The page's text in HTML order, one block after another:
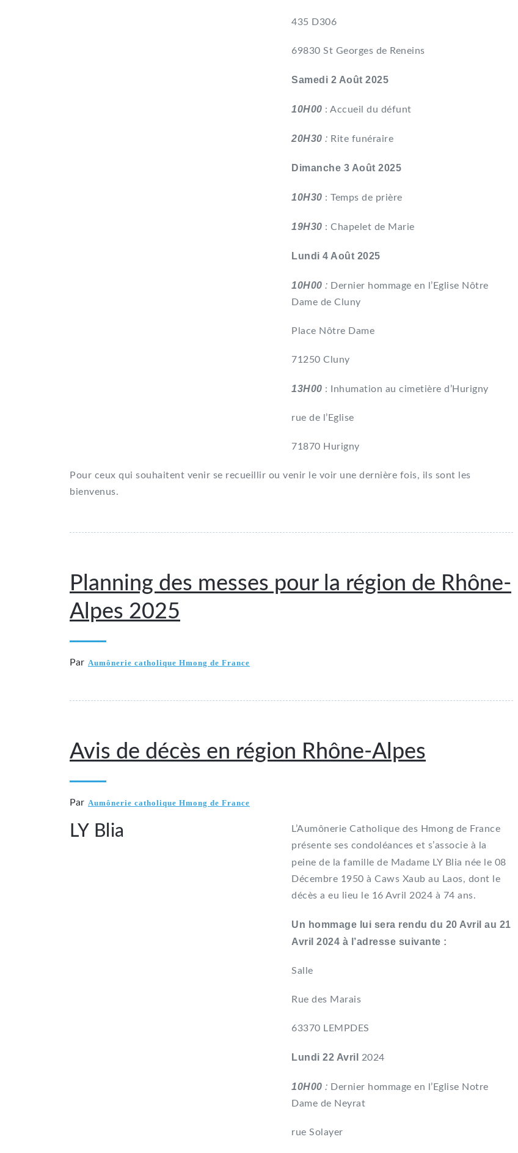
435 D306
69830 St Georges de Reneins
Samedi 2 Août 2025
10H00 : Accueil du défunt
20H30 : Rite funéraire
Dimanche 3 Août 2025
10H30 : Temps de prière
19H30 : Chapelet de Marie
Lundi 4 Août 2025
10H00 : Dernier hommage en l’Eglise Nôtre
Dame de Cluny
Place Nôtre Dame
71250 Cluny
13H00 : Inhumation au cimetière d’Hurigny
rue de l’Eglise
71870 Hurigny
Pour ceux qui souhaitent venir se recueillir ou venir le voir une dernière fois, ils sont les
bienvenus.
Planning des messes pour la région de Rhône-
Alpes 2025
Par Aumônerie catholique Hmong de France
Avis de décès en région Rhône-Alpes
Par Aumônerie catholique Hmong de France
LY Blia
L’Aumônerie Catholique des Hmong de France
présente ses condoléances et s’associe à la
peine de la famille de Madame LY Blia née le 08
Décembre 1950 à Caws Xaub au Laos, dont le
décès a eu lieu le 16 Avril 2024 à 74 ans.
Un hommage lui sera rendu du 20 Avril au 21
Avril 2024 à l’adresse suivante :
Salle
Rue des Marais
63370 LEMPDES
Lundi 22 Avril 2024
10H00 : Dernier hommage en l’Eglise Notre
Dame de Neyrat
rue Solayer